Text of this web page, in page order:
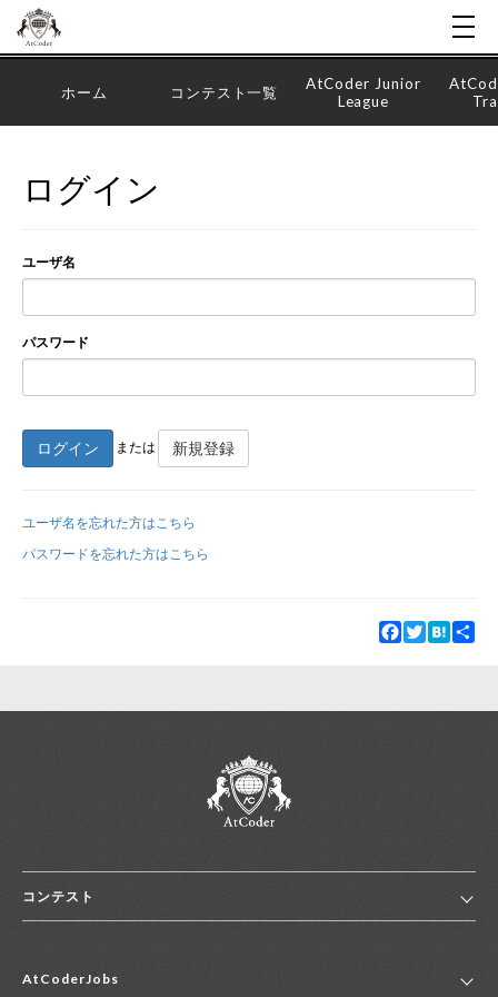
新規登録
ホーム コンテスト一覧
AtCoder Junior
League
ログイン
ユーザ名
パスワード
ログイン または 新規登録
ユーザ名を忘れた方はこちら
パスワードを忘れた方はこちら
Facebook
TwitterHatena
コンテスト
コンテスト一覧
AtCoderJobs